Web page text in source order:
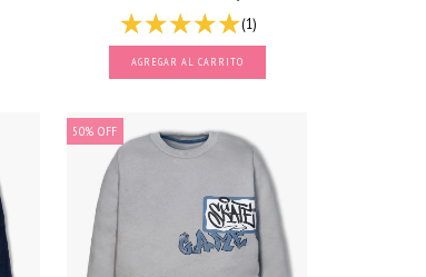
(1)
AGREGAR AL CARRITO
50%OFF